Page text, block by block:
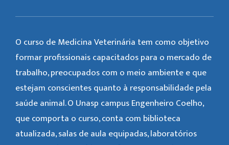
O curso de Medicina Veterinária tem como objetivo
formar profissionais capacitados para o mercado de
trabalho, preocupados com o meio ambiente e que
estejam conscientes quanto à responsabilidade pela
saúde animal. O Unasp campus Engenheiro Coelho,
que comporta o curso, conta com biblioteca
atualizada, salas de aula equipadas, laboratórios